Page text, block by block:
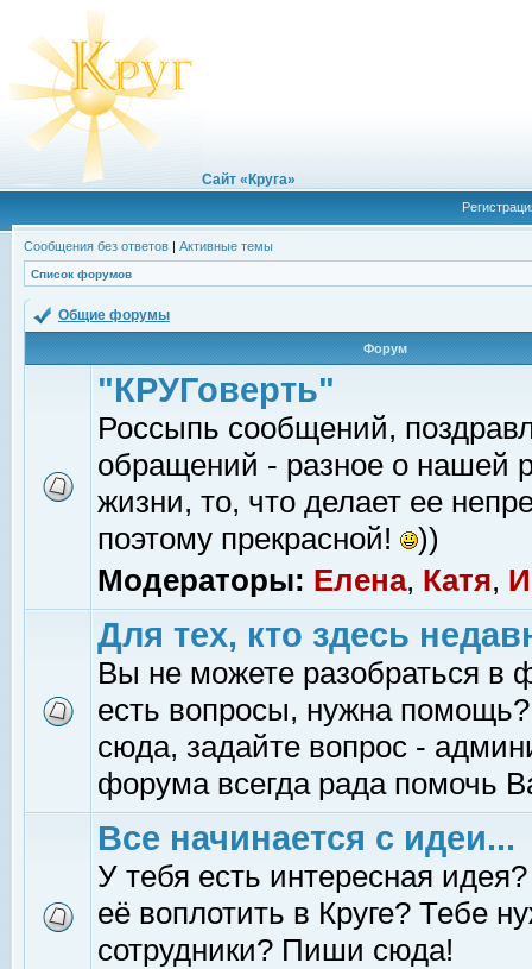
Сайт «Круга»
Сообщения без ответов | Активные темы
Список форумов
Общие форумы
Форум
"КРУГоверть"
Россыпь сообщений,
обращений - разное о нашей
жизни, то, что делает ее
поэтому прекрасной!
))
Модераторы: Елена, Катя,
Для тех, кто здесь
Вы не можете разобраться в
есть вопросы, нужна помощь?
сюда, задайте вопрос -
форума всегда рада помочь
Все начинается с идеи...
У тебя есть интересная
её воплотить в Круге? Тебе
сотрудники? Пиши сюда!